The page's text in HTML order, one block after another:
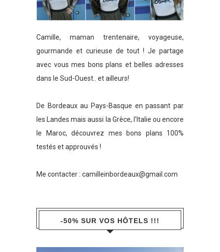
Camille, maman trentenaire, voyageuse,
gourmande et curieuse de tout ! Je partage
avec vous mes bons plans et belles adresses
dans le Sud-Ouest.. et ailleurs!
De Bordeaux au Pays-Basque en passant par
les Landes mais aussi la Grèce, l'Italie ou encore
le Maroc, découvrez mes bons plans 100%
testés et approuvés !
Me contacter : camilleinbordeaux@gmail.com
-50% SUR VOS HÔTELS !!!